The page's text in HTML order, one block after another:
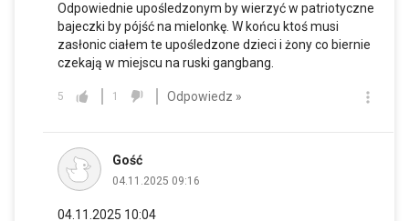
Odpowiednie upośledzonym by wierzyć w patriotyczne
bajeczki by pójść na mielonkę. W końcu ktoś musi
zasłonic ciałem te upośledzone dzieci i żony co biernie
czekają w miejscu na ruski gangbang.
5 1 Odpowiedz »
Gość
04.11.2025 09:16
04.11.2025 10:04